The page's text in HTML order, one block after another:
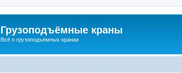
Грузоподъёмные краны
Всё о грузоподъёмных кранах